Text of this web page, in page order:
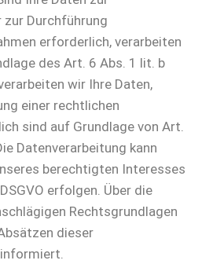
Durchführung
erforderlich, verarbeiten
des Art. 6 Abs. 1 lit. b
wir Ihre Daten,
einer rechtlichen
sind auf Grundlage von Art.
Datenverarbeitung kann
berechtigten Interesses
erfolgen. Über die
Rechtsgrundlagen
dieser